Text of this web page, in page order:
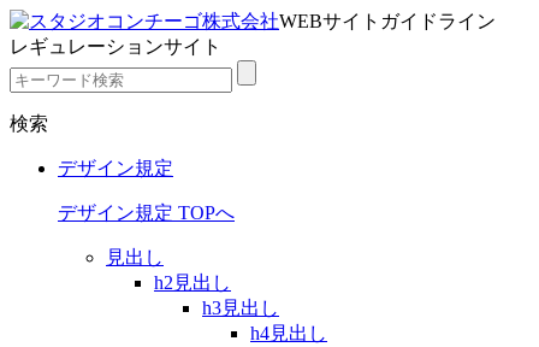
WEBサイトガイドライン
レギュレーションサイト
検索
デザイン規定
デザイン規定 TOPへ
見出し
h2見出し
h3見出し
h4見出し